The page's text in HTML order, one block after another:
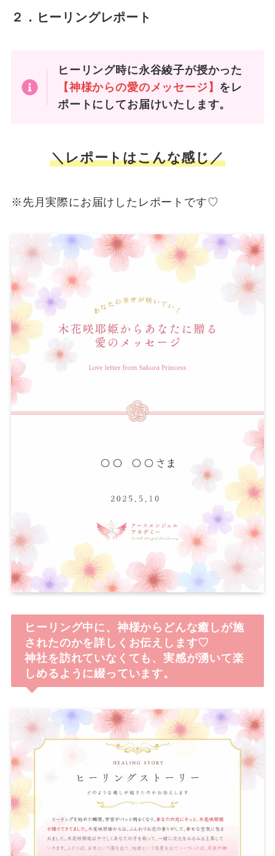
２．ヒーリングレポート
ヒーリング時に永谷綾子が授かった
【神様からの愛のメッセージ】 をレ
ポートにしてお届けいたします。
＼レポートはこんな感じ／
※先月実際にお届けしたレポートです♡
ヒーリング中に、神様からどんな癒しが施
されたのかを詳しくお伝えします♡
神社を訪れていなくても、実感が湧いて楽
しめるように綴っています。